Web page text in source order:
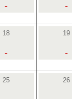
- -
18
-
19
-
25 26